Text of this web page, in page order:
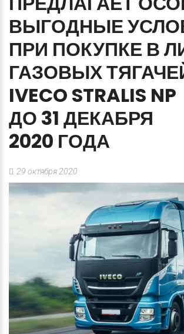
ВЫГОДНЫЕ
ПРИ ПОКУПКЕ В
ГАЗОВЫХ
IVECO STRALIS NP
ДО 31 ДЕКАБРЯ
2020 ГОДА
29 октября 2020